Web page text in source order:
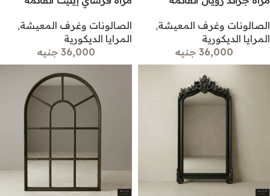
الصالونات وغرف المعيشة,
المرايا الديكورية
36,000 جنيه
الصالونات وغرف المعيشة,
المرايا الديكورية
36,000 جنيه